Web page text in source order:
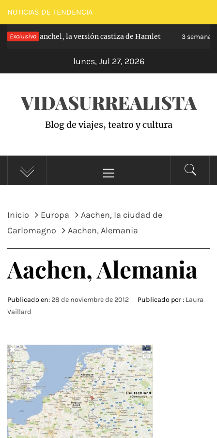
Saltar
al
contenido
NOTICIAS DE TENDENCIA
Exclusivo
de Carabanchel, la versión castiza de Hamlet 3 semanas
lunes, Jul 27, 2026
VIDASURREALISTA
Blog de viajes, teatro y cultura
principal
Inicio Europa
Aachen, la ciudad de
Carlomagno
Aachen, Alemania
Aachen, Alemania
Publicado en: 28 de noviembre de 2012 Publicado por : Laura
Vaillard